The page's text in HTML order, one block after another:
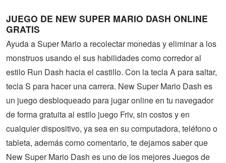
Animaciones
JUEGO DE NEW SUPER MARIO DASH ONLINE
GRATIS
Ayuda a Super Mario a recolectar monedas y eliminar a los
monstruos usando el sus habilidades como corredor al
estilo Run Dash hacia el castillo. Con la tecla A para saltar,
tecla S para hacer una carrera. New Super Mario Dash es
un juego desbloqueado para jugar online en tu navegador
de forma gratuita al estilo juego Friv, sin costos y en
cualquier dispositivo, ya sea en su computadora, teléfono o
tableta, además como comentario, te dejamos saber que
New Super Mario Dash es uno de los mejores Juegos de